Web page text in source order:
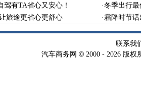
有TA省心又安心！ ·冬季出行
旅途更省心更舒心 ·霜降时节
联系我
汽车商务网 © 2000 - 2026 版权